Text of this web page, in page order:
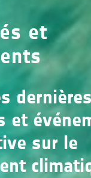
et
dernières
et
sur le